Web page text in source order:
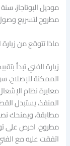
موديل البوتاجاز،
مطروح لتسريع
ماذا تتوقع من
زيارة الفني تبدأ
الممكنة للإصلاح،
معايرة نظام
المنفذ، يستبدل
مطابقة، ويمنحك
مطروح، احرص على
اتفقت عليه مع